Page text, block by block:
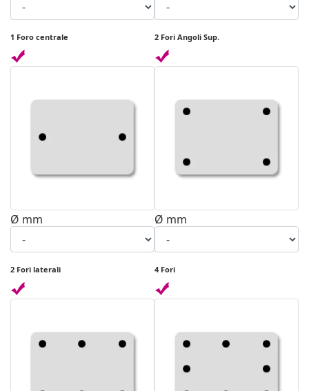
1 Foro centrale 2 Fori Angoli Sup.
Ø mm
2 Fori laterali
Ø mm
4 Fori